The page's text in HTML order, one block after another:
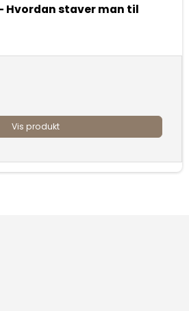
Hvordan staver man til
Vis produkt